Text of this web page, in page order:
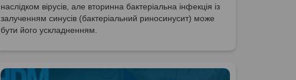
наслідком вірусів, але вторинна бактеріальна інфекція із
залученням синусів (бактеріальний риносинусит) може
бути його ускладненням.